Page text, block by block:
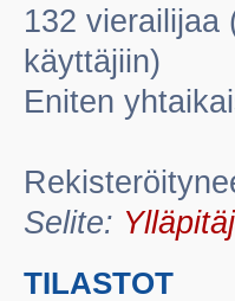
132 vierailijaa
käyttäjiin)
Eniten
Selite:
TILASTOT